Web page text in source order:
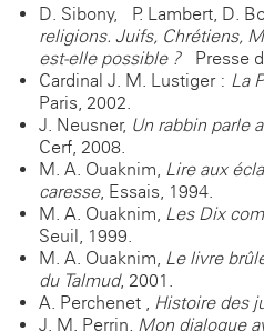
D. Sibony, P. Lambert, D.
religions. Juifs, Chrétiens,
est-elle possible ?
Presse
Cardinal J. M. Lustiger : La
Paris, 2002.
J. Neusner, Un rabbin parle
Cerf, 2008.
M. A. Ouaknim, Lire aux
caresse, Essais, 1994.
M. A. Ouaknim, Les Dix
Seuil, 1999.
M. A. Ouaknim, Le livre
du Talmud, 2001.
A. Perchenet , Histoire des
J. M. Perrin, Mon dialogue